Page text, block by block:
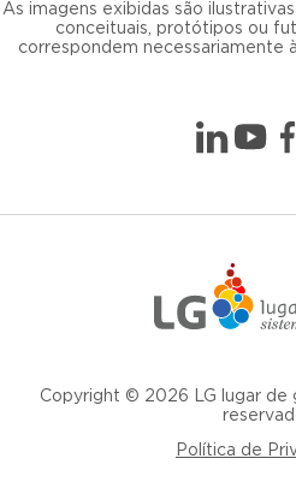
As imagens exibidas são
conceituais, protótipos ou
correspondem necessariamente
Copyright © 2026 LG lugar de
Política de